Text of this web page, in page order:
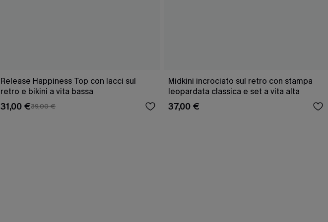
Release Happiness Top con lacci sul
retro e bikini a vita bassa
31,00 €39,00 €
Midkini incrociato sul retro con stampa
leopardata classica e set a vita alta
37,00 €